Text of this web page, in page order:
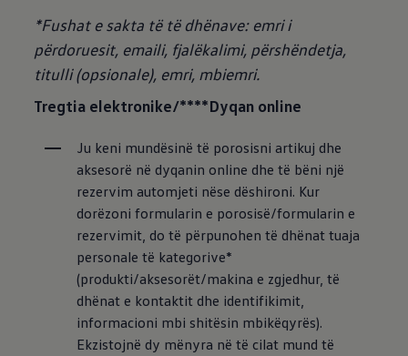
*Fushat e sakta të të dhënave: emri i
përdoruesit, emaili, fjalëkalimi, përshëndetja,
titulli (opsionale), emri, mbiemri.
Tregtia elektronike/****Dyqan online
Ju keni mundësinë të porosisni artikuj dhe
aksesorë në dyqanin online dhe të bëni një
rezervim automjeti nëse dëshironi. Kur
dorëzoni formularin e porosisë/formularin e
rezervimit, do të përpunohen të dhënat tuaja
personale të kategorive*
(produkti/aksesorët/makina e zgjedhur, të
dhënat e kontaktit dhe identifikimit,
informacioni mbi shitësin mbikëqyrës).
Ekzistojnë dy mënyra në të cilat mund të